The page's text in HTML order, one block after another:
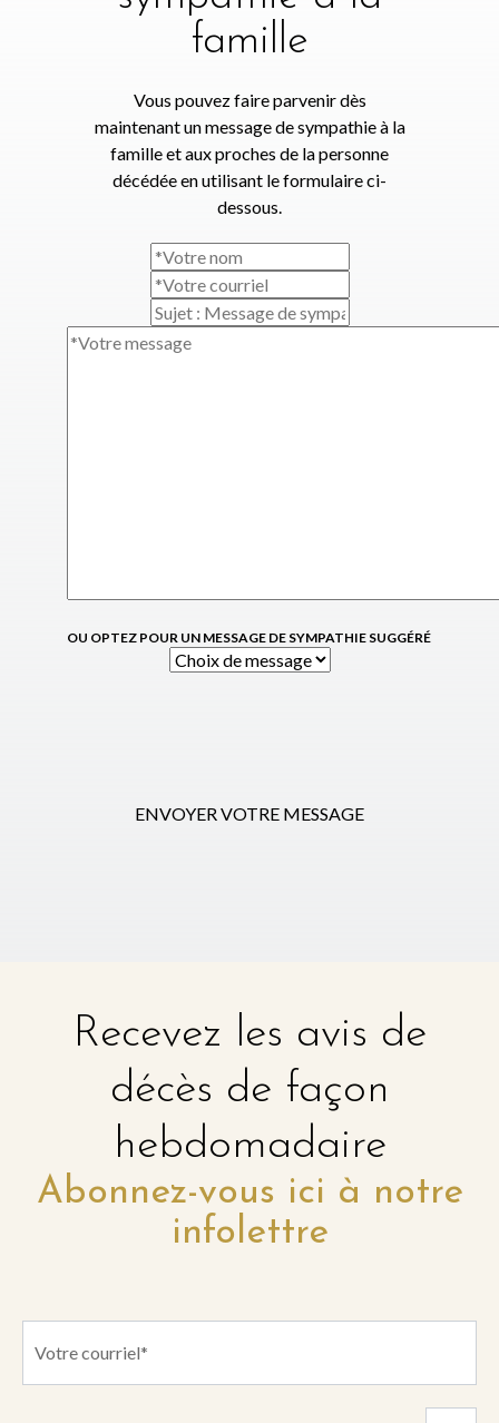
famille
Vous pouvez faire parvenir dès
maintenant un message de sympathie à la
famille et aux proches de la personne
décédée en utilisant le formulaire ci-
dessous.
OU OPTEZ POUR UN MESSAGE DE SYMPATHIE SUGGÉRÉ
ENVOYER VOTRE MESSAGE
Recevez les avis de
décès de façon
hebdomadaire
Abonnez-vous ici à notre
infolettre